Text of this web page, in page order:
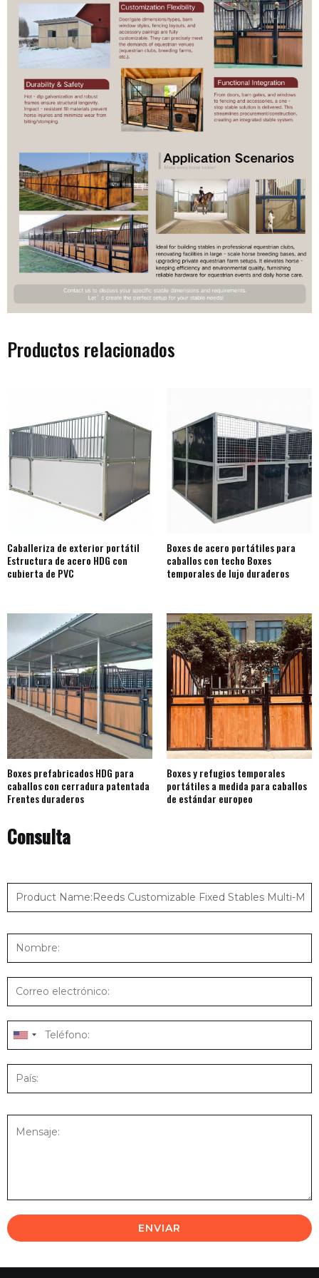
Productos relacionados
Caballeriza de exterior portátil
Estructura de acero HDG con
cubierta de PVC
Boxes de acero portátiles para
caballos con techo Boxes
temporales de lujo duraderos
Boxes prefabricados HDG para
caballos con cerradura patentada
Frentes duraderos
Boxes y refugios temporales
portátiles a medida para caballos
de estándar europeo
Consulta
ENVIAR
l